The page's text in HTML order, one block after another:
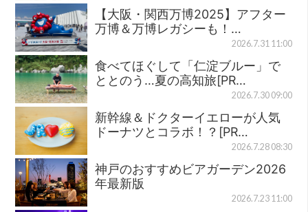
【大阪・関西万博2025】アフター
万博＆万博レガシーも！…
2026.7.31 11:00
食べてほぐして「仁淀ブルー」で
ととのう…夏の高知旅[PR…
2026.7.30 09:00
新幹線＆ドクターイエローが人気
ドーナツとコラボ！？[PR…
2026.7.28 08:30
神戸のおすすめビアガーデン2026
年最新版
2026.7.23 11:00